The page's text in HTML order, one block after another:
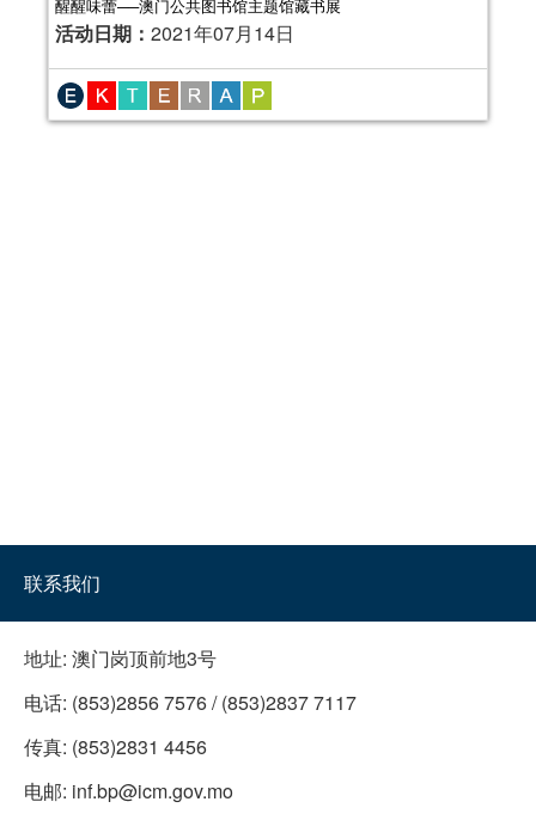
醒醒味蕾──澳门公共图书馆主题馆藏书展
活动日期： 2021年07月14日
联系我们
地址: 澳门岗顶前地3号
电话: (853)2856 7576 / (853)2837 7117
传真: (853)2831 4456
电邮: inf.bp@icm.gov.mo